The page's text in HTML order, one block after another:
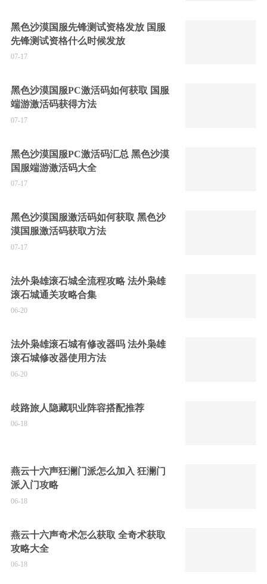
黑色沙漠国服先锋测试资格发放 国服
先锋测试资格什么时候发放
07-17
黑色沙漠国服PC激活码如何获取 国服
端游激活码获得方法
07-17
黑色沙漠国服PC激活码汇总 黑色沙漠
国服端游激活码大全
07-17
黑色沙漠国服激活码如何获取 黑色沙
漠国服激活码获取方法
07-17
法外枭雄滚石城全流程攻略 法外枭雄
滚石城通关攻略合集
06-20
法外枭雄滚石城有修改器吗 法外枭雄
滚石城修改器使用方法
06-20
歧路旅人隐藏职业阵容搭配推荐
06-18
燕云十六声狂澜门派怎么加入 狂澜门
派入门攻略
06-18
燕云十六声奇术怎么获取 全奇术获取
攻略大全
06-18